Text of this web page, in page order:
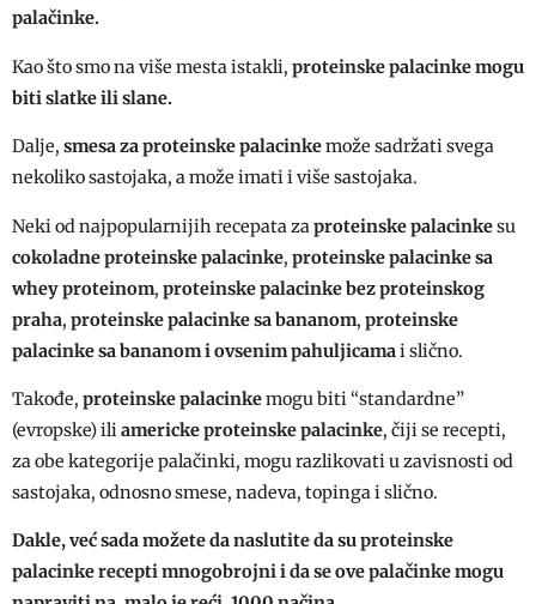
palačinke.
Kao što smo na više mesta istakli, proteinske palacinkemogu
biti slatke ili slane.
Dalje, smesa za proteinske palacinkemože sadržati svega
nekoliko sastojaka, a može imati i više sastojaka.
Neki od najpopularnijih recepata za proteinske palacinkesu
cokoladne proteinske palacinke, proteinske palacinke sa
whey proteinom, proteinske palacinkebez proteinskog
praha, proteinske palacinke sa bananom, proteinske
palacinke sa bananom i ovsenim pahuljicama i slično.
Takođe, proteinske palacinkemogu biti “standardne”
(evropske) iliamericke proteinske palacinke, čiji se recepti,
za obe kategorije palačinki, mogu razlikovati u zavisnosti od
sastojaka, odnosno smese, nadeva, topinga i slično.
Dakle, već sada možete da naslutite da su proteinske
palacinke recepti mnogobrojni i da se ove palačinke mogu